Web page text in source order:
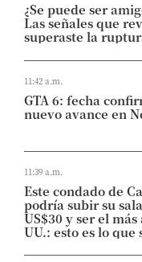
¿Se puede ser
Las señales que
superaste la
11:42 a.m.
GTA 6: fecha
nuevo avance en
11:39 a.m.
Este condado de
podría subir su
US$30 y ser el más
UU.: esto es lo que